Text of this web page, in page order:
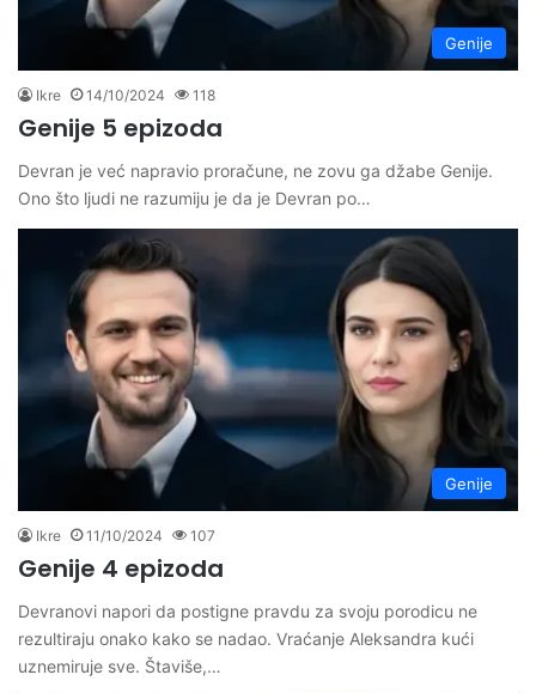
Genije
Ikre 14/10/2024 118
Genije 5 epizoda
Devran je već napravio proračune, ne zovu ga džabe Genije.
Ono što ljudi ne razumiju je da je Devran po…
Genije
Ikre 11/10/2024 107
Genije 4 epizoda
Devranovi napori da postigne pravdu za svoju porodicu ne
rezultiraju onako kako se nadao. Vraćanje Aleksandra kući
uznemiruje sve. Štaviše,…